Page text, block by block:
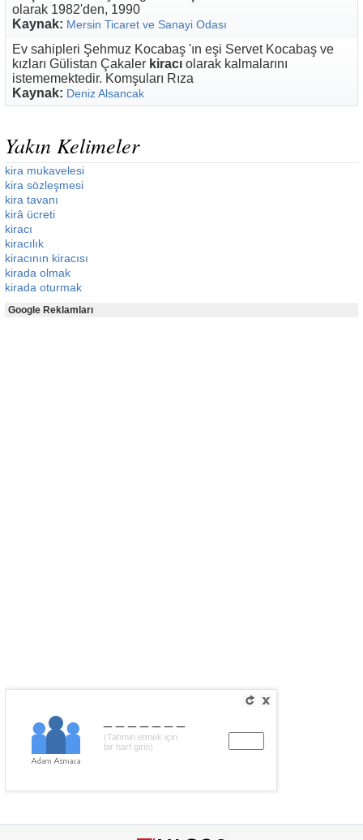
olarak 1982'den, 1990
Kaynak: Mersin Ticaret ve Sanayi Odası
Ev sahipleri Şehmuz Kocabaş 'ın eşi Servet Kocabaş ve
kızları Gülistan Çakaler kiracı olarak kalmalarını
istememektedir. Komşuları Rıza
Kaynak: Deniz Alsancak
Yakın Kelimeler
kira mukavelesi
kira sözleşmesi
kira tavanı
kirâ ücreti
kiracı
kiracılık
kiracının kiracısı
kirada olmak
kirada oturmak
Google Reklamları
(Tahmin etmek için
bir harf girin)